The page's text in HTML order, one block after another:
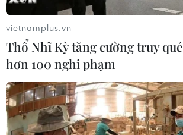
Theo dõi VietnamPlus
vietnamplus.vn
Thổ Nhĩ Kỳ tăng cường truy
hơn 100 nghi phạm